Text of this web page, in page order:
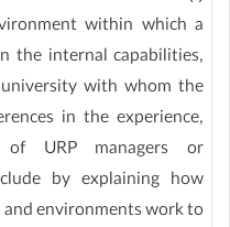
within which a
the internal capabilities,
with whom the
in the experience,
of URP managers or
by explaining how
environments work to